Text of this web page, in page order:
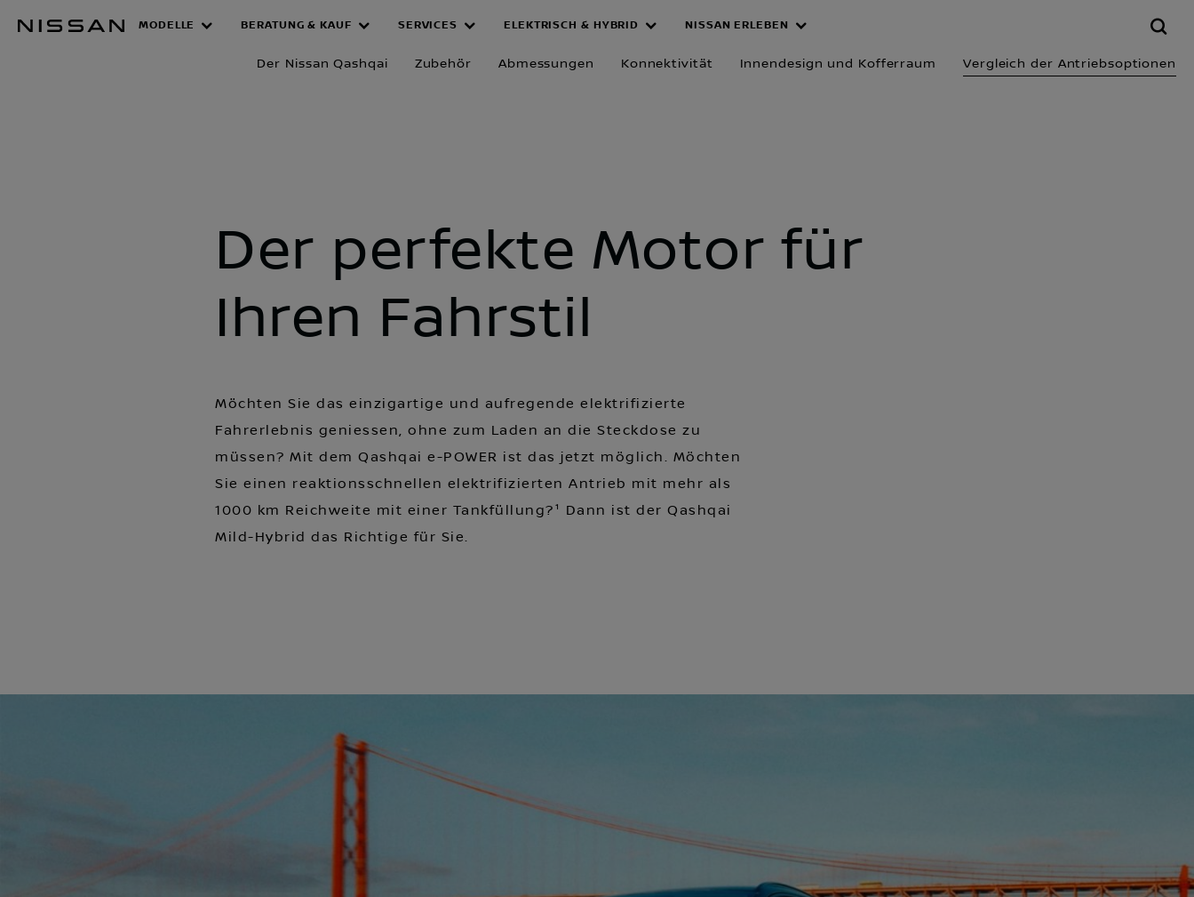
HauptinhaltVergleich der Antriebsoptionen
MODELLE BERATUNG & KAUF SERVICES ELEKTRISCH & HYBRID NISSAN ERLEBEN
Der Nissan Qashqai Zubehör Abmessungen Konnektivität Innendesign und Kofferraum Vergleich der Antriebsoptionen
Der perfekte Motor für
Ihren Fahrstil
Möchten Sie das einzigartige und aufregende elektrifizierte
Fahrerlebnis geniessen, ohne zum Laden an die Steckdose zu
müssen? Mit dem Qashqai e-POWER ist das jetzt möglich. Möchten
Sie einen reaktionsschnellen elektrifizierten Antrieb mit mehr als
1000 km Reichweite mit einer Tankfüllung?¹ Dann ist der Qashqai
Mild-Hybrid das Richtige für Sie.